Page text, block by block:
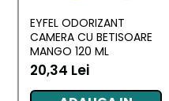
EYFEL ODORIZANT
CAMERA CU BETISOARE
MANGO 120 ML
20,34 Lei